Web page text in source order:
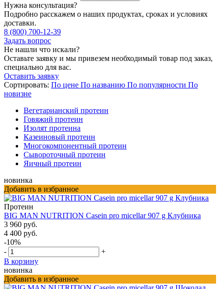
Нужна консультация?
Подробно расскажем о наших продуктах, сроках и условиях
доставки.
8 (800) 700-12-39
Задать вопрос
Не нашли что искали?
Оставьте заявку и мы привезем необходимый товар под заказ,
специально для вас.
Оставить заявку
Сортировать: По цене По названию По популярности По
новизне
Вегетарианский протеин
Говяжий протеин
Изолят протеина
Казеиновый протеин
Многокомпонентный протеин
Сывороточный протеин
Яичный протеин
новинка
Добавить в избранное
Протеин
BIG MAN NUTRITION Casein pro micellar 907 g Клубника
3 960 руб.
4 400 руб.
-10%
-
+
В корзину
новинка
Добавить в избранное